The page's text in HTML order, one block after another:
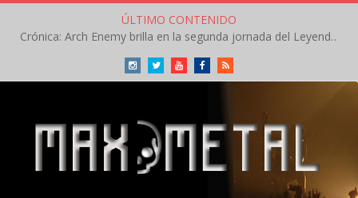
ÚLTIMO CONTENIDO
Crónica: Arch Enemy brilla en la segunda jornada del Leyendas del Rock – Jueves – Agosto 2026
InstagramTwitterYoutubeFacebookRSS